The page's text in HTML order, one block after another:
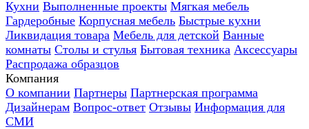
Кухни Выполненные проекты Мягкая мебель
Гардеробные Корпусная мебель Быстрые кухни
Ликвидация товара Мебель для детской Ванные
комнаты Столы и стулья Бытовая техника Аксессуары
Распродажа образцов
Компания
О компании Партнеры Партнерская программа
Дизайнерам Вопрос-ответ Отзывы Информация для
СМИ